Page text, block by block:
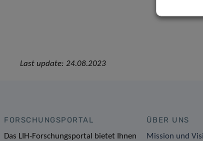
Last update: 24.08.2023
FORSCHUNGSPORTAL
Das LIH-Forschungsportal bietet Ihnen
ÜBER UNS
Mission und